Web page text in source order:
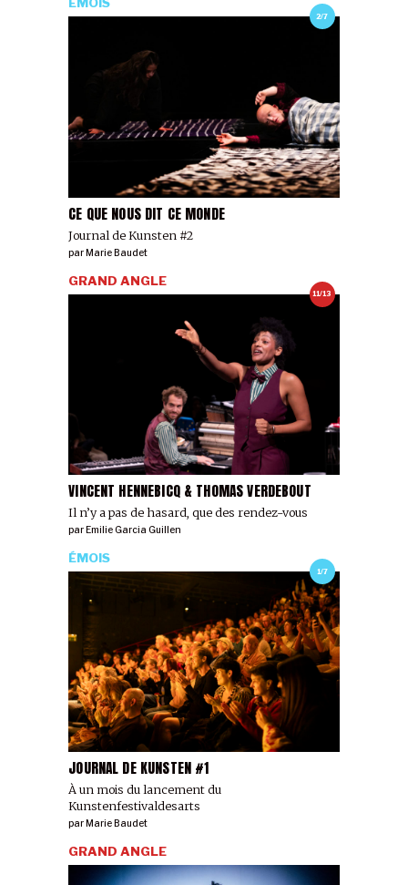
2/7
CE QUE NOUS DIT CE MONDE
Journal de Kunsten #2
ÉMOIS
parMarie Baudet
11/13
VINCENT HENNEBICQ & THOMAS VERDEBOUT
Il n’y a pas de hasard, que des rendez-vous
GRAND ANGLE
parEmilie Garcia Guillen
1/7
JOURNAL DE KUNSTEN #1
À un mois du lancement du
Kunstenfestivaldesarts
ÉMOIS
par Marie Baudet
GRAND ANGLE